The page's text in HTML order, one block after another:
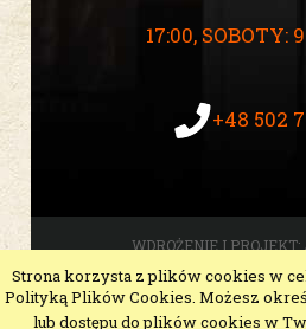
Strona korzysta z plików cookies w
Polityką Plików Cookies. Możesz
lub dostępu do plików cookies w
17:00, SOBOTY:
+48 502
WDROŻENIE I PROJEKT:
pokaż pełną
Sklep internetowy